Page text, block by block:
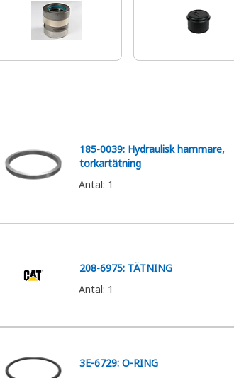
185-0039: Hydraulisk hammare,
torkartätning
Antal: 1
208-6975: TÄTNING
Antal: 1
3E-6729: O-RING